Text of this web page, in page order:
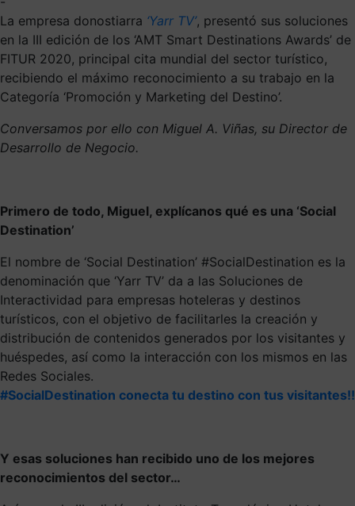
La empresa donostiarra ‘Yarr TV’, presentó sus soluciones
en la III edición de los ‘AMT Smart Destinations Awards’ de
FITUR 2020, principal cita mundial del sector turístico,
recibiendo el máximo reconocimiento a su trabajo en la
Categoría ‘Promoción y Marketing del Destino’.
Conversamos por ello con Miguel A. Viñas, su Director de
Desarrollo de Negocio.
Primero de todo, Miguel, explícanos qué es una ‘Social
Destination’
El nombre de ‘Social Destination’ #SocialDestination es la
denominación que ‘Yarr TV’ da a las Soluciones de
Interactividad para empresas hoteleras y destinos
turísticos, con el objetivo de facilitarles la creación y
distribución de contenidos generados por los visitantes y
huéspedes, así como la interacción con los mismos en las
Redes Sociales.
#SocialDestination conecta tu destino con tus visitantes!!
Y esas soluciones han recibido uno de los mejores
reconocimientos del sector…